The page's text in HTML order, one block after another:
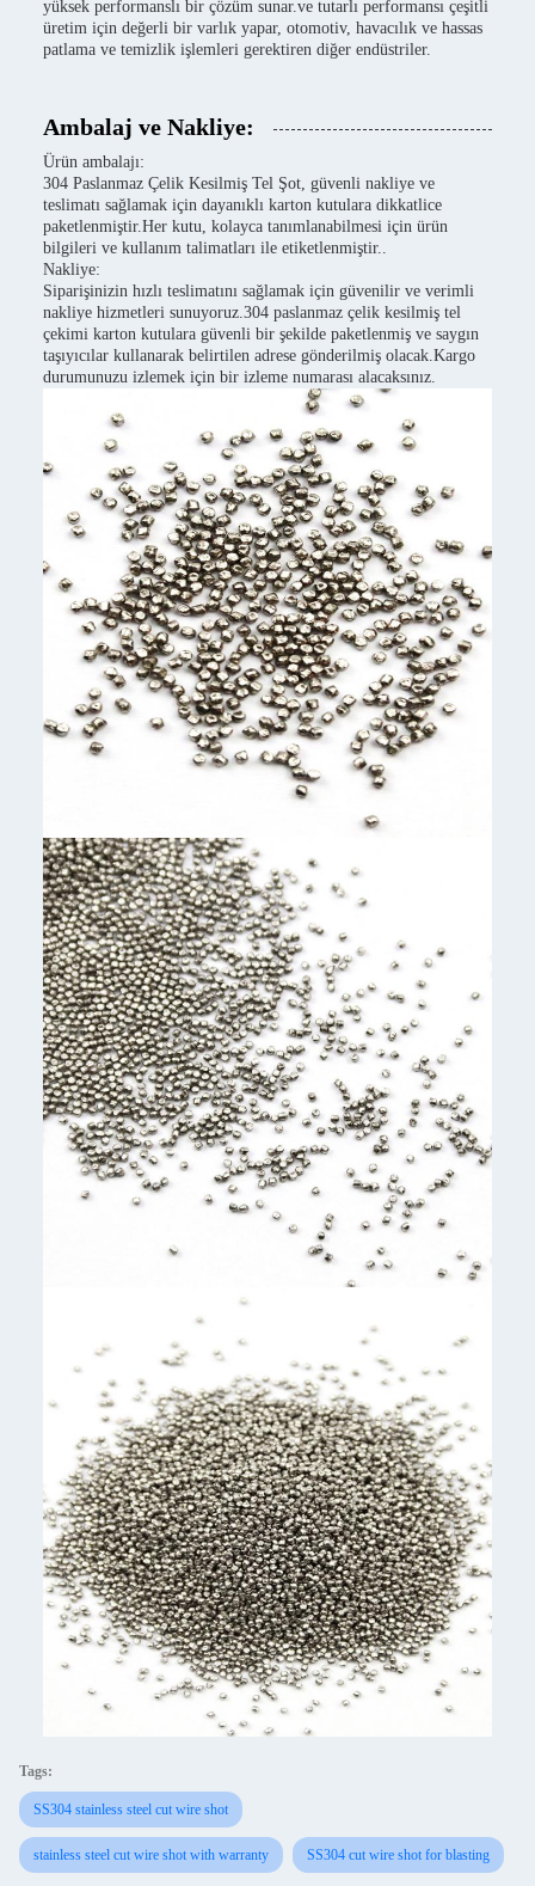
yüksek performanslı bir çözüm sunar.ve tutarlı performansı çeşitli
üretim için değerli bir varlık yapar, otomotiv, havacılık ve hassas
patlama ve temizlik işlemleri gerektiren diğer endüstriler.
Ambalaj ve Nakliye:
Ürün ambalajı:
304 Paslanmaz Çelik Kesilmiş Tel Şot, güvenli nakliye ve
teslimatı sağlamak için dayanıklı karton kutulara dikkatlice
paketlenmiştir.Her kutu, kolayca tanımlanabilmesi için ürün
bilgileri ve kullanım talimatları ile etiketlenmiştir..
Nakliye:
Siparişinizin hızlı teslimatını sağlamak için güvenilir ve verimli
nakliye hizmetleri sunuyoruz.304 paslanmaz çelik kesilmiş tel
çekimi karton kutulara güvenli bir şekilde paketlenmiş ve saygın
taşıyıcılar kullanarak belirtilen adrese gönderilmiş olacak.Kargo
durumunuzu izlemek için bir izleme numarası alacaksınız.
Tags:
SS304 stainless steel cut wire shot
stainless steel cut wire shot with warranty SS304 cut wire shot for blasting